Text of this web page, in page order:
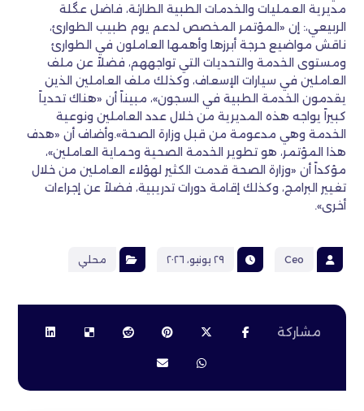
مديرية العمليات والخدمات الطبية الطارئة، فاضل عگلة
الربيعي،: إن «المؤتمر المخصص لدعم يوم طبيب الطوارئ،
ناقش مواضيع حرجة أبرزها وأهمها العاملون في الطوارئ
ومستوى الخدمة والتحديات التي تواجههم، فضلاً عن ملف
العاملين في سيارات الإسعاف، وكذلك ملف العاملين الذين
يقدمون الخدمة الطبية في السجون»، مبيناً أن «هناك تحدياً
كبيراً يواجه هذه المديرية من خلال عدد العاملين ونوعية
الخدمة وهي مدعومة من قبل وزارة الصحة».وأضاف أن «هدف
هذا المؤتمر، هو تطوير الخدمة الصحية وحماية العاملين»،
مؤكداً أن «وزارة الصحة قدمت الكثير لهؤلاء العاملين من خلال
تغيير البرامج، وكذلك إقامة دورات تدريبية، فضلاً عن إجراءات
أخرى».
Ceo ٢٩ يونيو، ٢٠٢٦ محلي